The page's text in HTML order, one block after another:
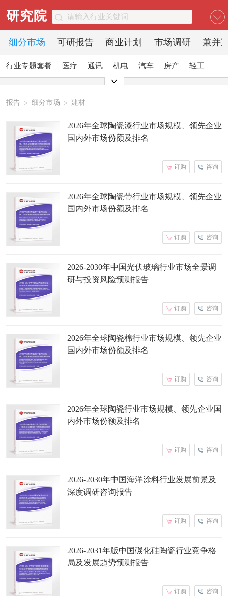
研究院
细分市场 可研报告 商业计划 市场调研 兼并
行业专题套餐 医疗 通讯 机电 汽车 房产
轻工
酒店
报告 > 细分市场 > 建材
2026年全球陶瓷漆行业市场规模、领先企业
国内外市场份额及排名
咨询
订购
2026年全球陶瓷带行业市场规模、领先企业
国内外市场份额及排名
咨询
订购
2026-2030年中国光伏玻璃行业市场全景调
研与投资风险预测报告
咨询
订购
2026年全球陶瓷棉行业市场规模、领先企业
国内外市场份额及排名
咨询
订购
2026年全球陶瓷行业市场规模、领先企业国
内外市场份额及排名
咨询
订购
2026-2030年中国海洋涂料行业发展前景及
深度调研咨询报告
咨询
订购
2026-2031年版中国碳化硅陶瓷行业竞争格
局及发展趋势预测报告
咨询
订购